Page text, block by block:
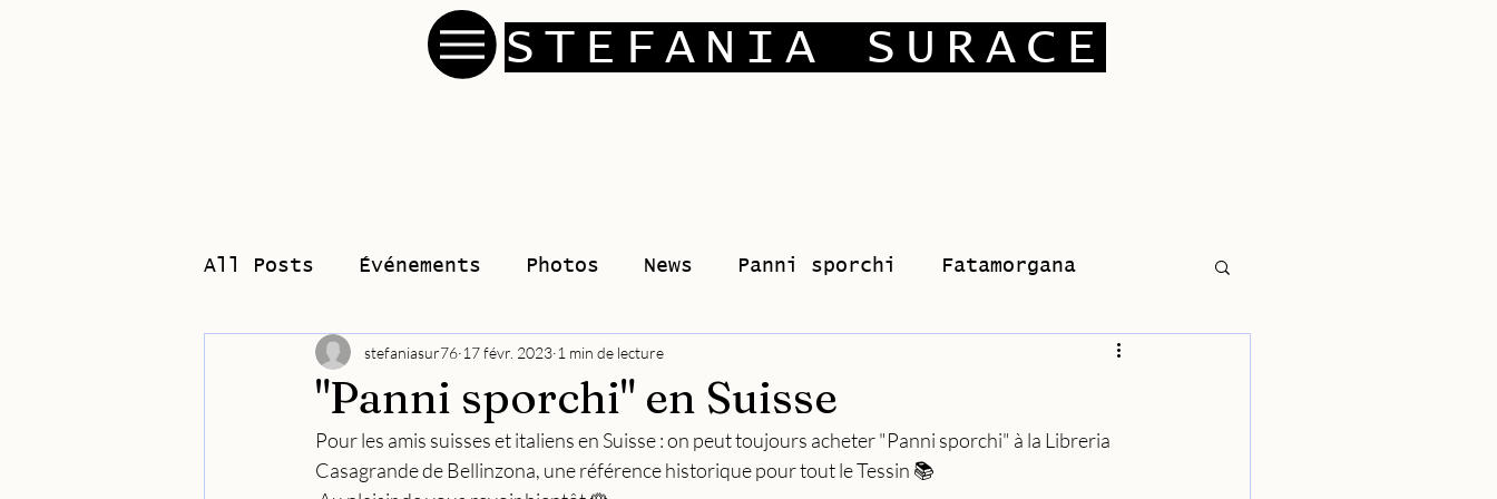
STEFANIA SURACE
All Posts Événements Photos News Panni sporchi Fatamorgana
"Panni sporchi" en Suisse
stefaniasur76 17 févr. 2023 1 min de lecture
Pour les amis suisses et italiens en Suisse : on peut toujours acheter "Panni sporchi" à la Libreria
Casagrande de Bellinzona, une référence historique pour tout le Tessin 📚